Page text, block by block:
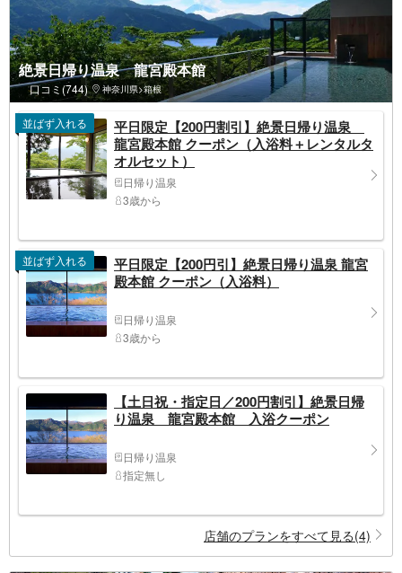
絶景日帰り温泉 龍宮殿本館
口コミ(744) 神奈川県>箱根
平日限定【200円割引】絶景日帰り温泉
龍宮殿本館 クーポン（入浴料＋レンタルタ
オルセット）
日帰り温泉
3歳から
並ばず入れる
平日限定【200円引】絶景日帰り温泉 龍宮
殿本館 クーポン（入浴料）
日帰り温泉
3歳から
並ばず入れる
【土日祝・指定日／200円割引】絶景日帰
り温泉 龍宮殿本館 入浴クーポン
日帰り温泉
指定無し
店舗のプランをすべて見る(4)